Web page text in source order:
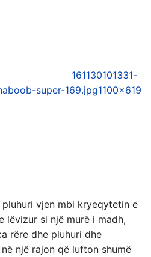
161130101331-
super-169.jpg1100×619
pluhuri vjen mbi kryeqytetin e
lëvizur si një murë i madh,
rëre dhe pluhuri dhe
një rajon që lufton shumë